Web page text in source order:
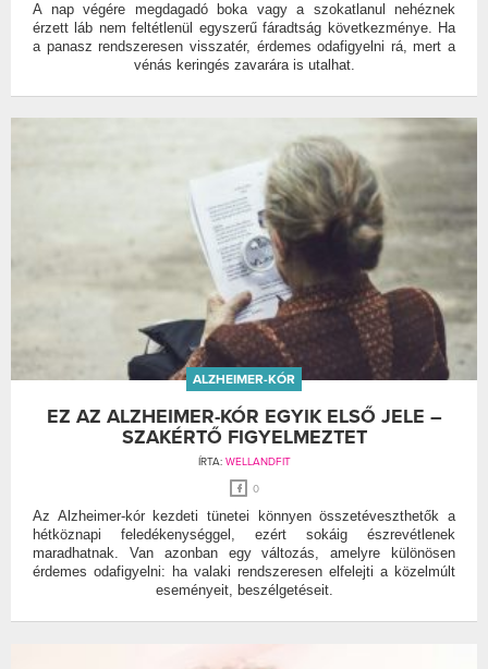
A nap végére megdagadó boka vagy a szokatlanul nehéznek
érzett láb nem feltétlenül egyszerű fáradtság következménye. Ha
a panasz rendszeresen visszatér, érdemes odafigyelni rá, mert a
vénás keringés zavarára is utalhat.
ALZHEIMER-KÓR
EZ AZ ALZHEIMER-KÓR EGYIK ELSŐ JELE –
SZAKÉRTŐ FIGYELMEZTET
ÍRTA: WELLANDFIT
0
Az Alzheimer-kór kezdeti tünetei könnyen összetéveszthetők a
hétköznapi feledékenységgel, ezért sokáig észrevétlenek
maradhatnak. Van azonban egy változás, amelyre különösen
érdemes odafigyelni: ha valaki rendszeresen elfelejti a közelmúlt
eseményeit, beszélgetéseit.